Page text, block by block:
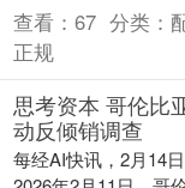
物及绿十字下属单采
品集中采购谈判....
查看： 67 分类：
正规
思考资本 哥伦比
动反倾销调查
每经AI快讯，2月14